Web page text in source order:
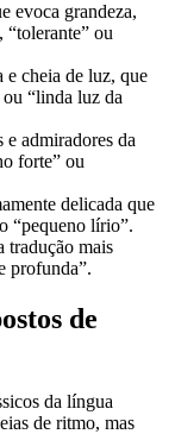
evoca grandeza,
“tolerante” ou
e cheia de luz, que
“linda luz da
e admiradores da
forte” ou
delicada que
“pequeno lírio”.
tradução mais
profunda”.
de
da língua
de ritmo, mas